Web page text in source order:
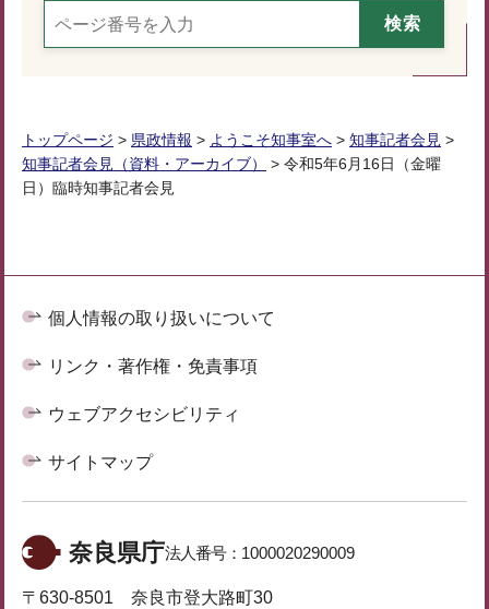
トップページ > 県政情報 > ようこそ知事室へ > 知事記者会見 >
知事記者会見（資料・アーカイブ）
> 令和5年6月16日（金曜
日）臨時知事記者会見
個人情報の取り扱いについて
リンク・著作権・免責事項
ウェブアクセシビリティ
サイトマップ
奈良県庁法人番号： 1000020290009
〒630-8501 奈良市登大路町30